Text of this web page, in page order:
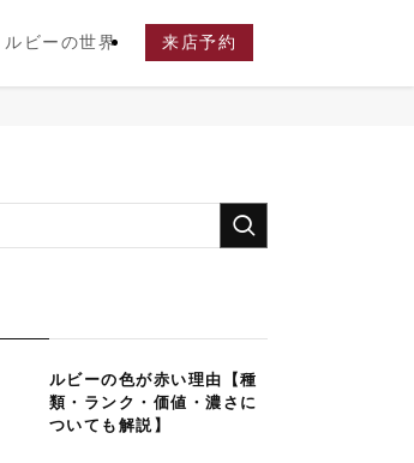
ルビーの世界 来店予約
ルビーの色が赤い理由【種
類・ランク・価値・濃さに
ついても解説】